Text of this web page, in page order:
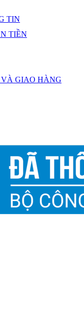
TIN
TIỀN
GIAO HÀNG